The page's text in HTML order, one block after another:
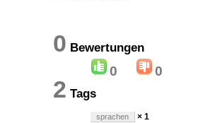
0 Bewertungen
0 0
2 Tags
sprachen × 1